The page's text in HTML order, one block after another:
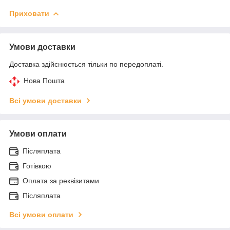
Приховати
Умови доставки
Доставка здійснюється тільки по передоплаті.
Нова Пошта
Всі умови доставки
Умови оплати
Післяплата
Готівкою
Оплата за реквізитами
Післяплата
Всі умови оплати